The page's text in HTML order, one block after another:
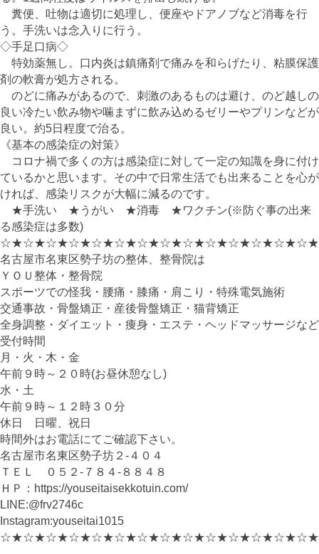
糞便、吐物は適切に処理し、便座やドアノブなど消毒を行
う。手洗いは念入りに行う。
◇手足口病◇
特効薬無し。口内炎は鎮痛剤で痛みを和らげたり、粘膜保護
剤の軟膏が処方される。
のどに痛みがあるので、刺激のあるものは避け、のど越しの
良い冷たい飲み物や噛まずに飲み込めるゼリーやプリンなどが
良い。約5日程度で治る。
《基本の感染症の対策》
コロナ禍で多くの方は感染症に対して一定の知識を身に付け
ているかと思います。その中で日常生活でも出来ることを心が
ければ、感染リスクが大幅に減るのです。
★手洗い ★うがい ★消毒 ★ワクチン(※防ぐ事の出来
る感染症は多数)
☆★☆★☆★☆★☆★☆★☆★☆★☆★☆★☆★☆★☆★☆★
名古屋市名東区勢子坊の整体、整骨院は
ＹＯＵ整体・整骨院
スポーツでの怪我・腰痛・膝痛・肩こり・特殊電気施術
交通事故・骨盤矯正・産後骨盤矯正・猫背矯正
全身調整・ダイエット・痩身・エステ・ヘッドマッサージなど
受付時間
月・火・木・金
午前９時～２０時(お昼休憩なし)
水・土
午前９時～１２時３０分
休日 日曜、祝日
時間外はお電話にてご確認下さい。
名古屋市名東区勢子坊２-４０４
ＴＥＬ ０５２-７８４-８８４８
ＨＰ：https://youseitaisekkotuin.com/
LINE:@frv2746c
Instagram:youseitai1015
☆★☆★☆★☆★☆★☆★☆★☆★☆★☆★☆★☆★☆★☆★